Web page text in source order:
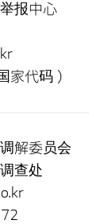
报中心
家代码）
解委员会
查处